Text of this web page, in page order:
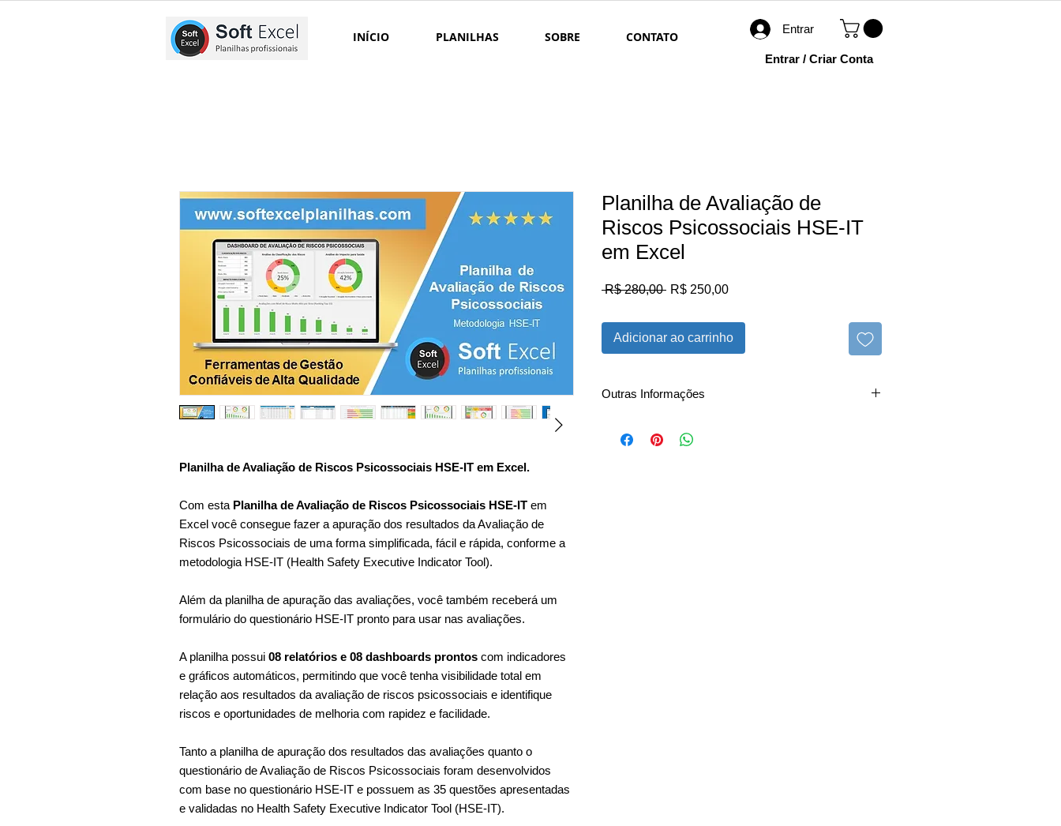
INÍCIO PLANILHAS SOBRE CONTATO
Entrar
Entrar / Criar Conta
Planilha de Avaliação de Riscos Psicossociais HSE-IT em Excel.
Com esta Planilha de Avaliação de Riscos Psicossociais HSE-IT em
Excel você consegue fazer a apuração dos resultados da Avaliação de
Riscos Psicossociais de uma forma simplificada, fácil e rápida, conforme a
metodologia HSE-IT (Health Safety Executive Indicator Tool).
Além da planilha de apuração das avaliações, você também receberá um
formulário do questionário HSE-IT pronto para usar nas avaliações.
A planilha possui 08 relatórios e 08 dashboards prontos com indicadores
e gráficos automáticos, permitindo que você tenha visibilidade total em
relação aos resultados da avaliação de riscos psicossociais e identifique
riscos e oportunidades de melhoria com rapidez e facilidade.
Tanto a planilha de apuração dos resultados das avaliações quanto o
questionário de Avaliação de Riscos Psicossociais foram desenvolvidos
com base no questionário HSE-IT e possuem as 35 questões apresentadas
e validadas no Health Safety Executive Indicator Tool (HSE-IT).
Planilha de Avaliação de
Riscos Psicossociais HSE-IT
em Excel
R$ 280,00 Preço
R$ 250,00Preço
Adicionar ao carrinho
Outras Informações
Insira sua própria logo